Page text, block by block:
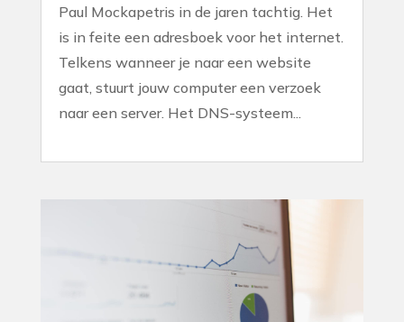
Paul Mockapetris in de jaren tachtig. Het
is in feite een adresboek voor het internet.
Telkens wanneer je naar een website
gaat, stuurt jouw computer een verzoek
naar een server. Het DNS-systeem...